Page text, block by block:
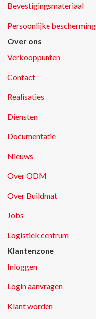
Bevestigingsmateriaal
Persoonlijke bescherming
Over ons
Verkooppunten
Contact
Realisaties
Diensten
Documentatie
Nieuws
Over ODM
Over Buildmat
Jobs
Logistiek centrum
Klantenzone
Inloggen
Login aanvragen
Klant worden